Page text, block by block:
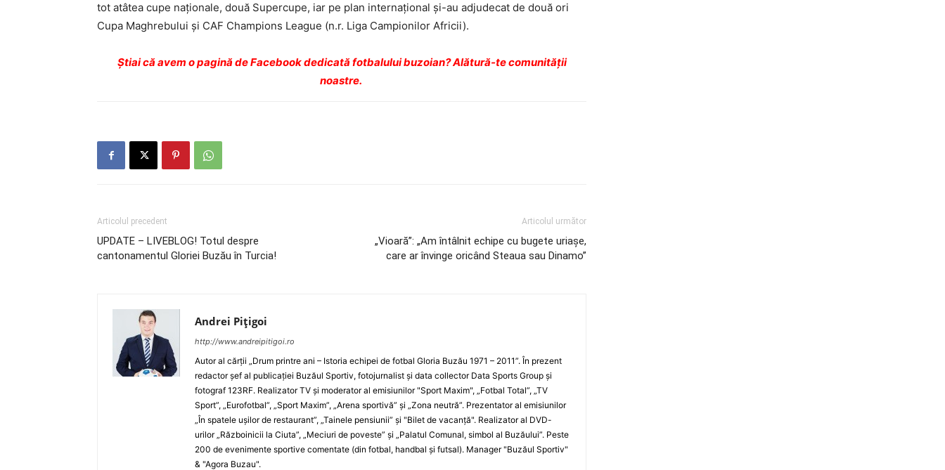
tot atâtea cupe naţionale, două Supercupe, iar pe plan internaţional şi-au adjudecat de două ori
Cupa Maghrebului şi CAF Champions League (n.r. Liga Campionilor Africii).
Ştiai că avem o pagină de Facebook dedicată fotbalului buzoian? Alătură-te comunității
noastre.
Articolul precedent
UPDATE – LIVEBLOG! Totul despre
cantonamentul Gloriei Buzău în Turcia!
Articolul următor
„Vioară”: „Am întâlnit echipe cu bugete uriaşe,
care ar învinge oricând Steaua sau Dinamo”
Andrei Pițigoi
http://www.andreipitigoi.ro
Autor al cărţii „Drum printre ani – Istoria echipei de fotbal Gloria Buzău 1971 – 2011”. În prezent
redactor şef al publicaţiei Buzăul Sportiv, fotojurnalist şi data collector Data Sports Group şi
fotograf 123RF. Realizator TV şi moderator al emisiunilor "Sport Maxim", „Fotbal Total”, „TV
Sport”, „Eurofotbal”, „Sport Maxim”, „Arena sportivă” şi „Zona neutră”. Prezentator al emisiunilor
„În spatele uşilor de restaurant”, „Tainele pensiunii” şi "Bilet de vacanţă". Realizator al DVD-
urilor „Războinicii la Ciuta”, „Meciuri de poveste” şi „Palatul Comunal, simbol al Buzăului”. Peste
200 de evenimente sportive comentate (din fotbal, handbal şi futsal). Manager "Buzăul Sportiv"
& "Agora Buzau".